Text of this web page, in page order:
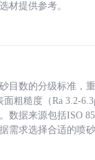
材提供参考。
目数的分级标准，
面粗糙度（Ra 3.2-
数据来源包括ISO
需求选择合适的喷砂